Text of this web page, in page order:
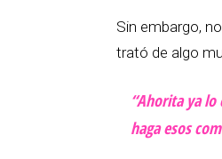
Sin embargo,
trató de algo
“Ahorita ya lo
haga esos